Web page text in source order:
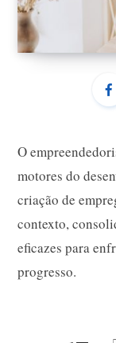
O
motores do
criação de
contexto,
eficazes para
progresso.